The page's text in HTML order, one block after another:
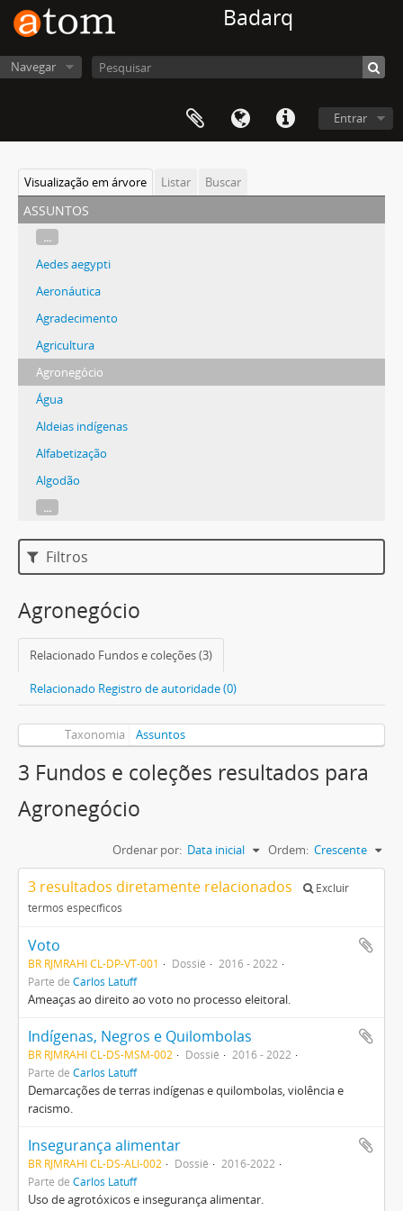
Badarq
Navegar
Entrar
Visualização em árvore Listar Buscar
assuntos
...
Aedes aegypti
Aeronáutica
Agradecimento
Agricultura
Agronegócio
Água
Aldeias indígenas
Alfabetização
Algodão
...
Filtros
Agronegócio
Relacionado Fundos e coleções (3)
Relacionado Registro de autoridade (0)
Taxonomia Assuntos
3 Fundos e coleções resultados para
Agronegócio
Ordenar por: Data inicial Ordem: Crescente
3 resultados diretamente relacionados
Excluir
termos específicos
Voto
BR RJMRAHI CL-DP-VT-001 Dossiê
2016 - 2022
Parte de Carlos Latuff
Ameaças ao direito ao voto no processo eleitoral.
Indígenas, Negros e Quilombolas
BR RJMRAHI CL-DS-MSM-002 Dossiê
2016 - 2022
Parte de Carlos Latuff
Demarcações de terras indígenas e quilombolas, violência e
racismo.
Insegurança alimentar
BR RJMRAHI CL-DS-ALI-002 Dossiê
2016-2022
Parte de Carlos Latuff
Uso de agrotóxicos e insegurança alimentar.